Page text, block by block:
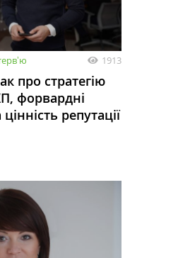
1913
про стратегію
форвардні
репутації